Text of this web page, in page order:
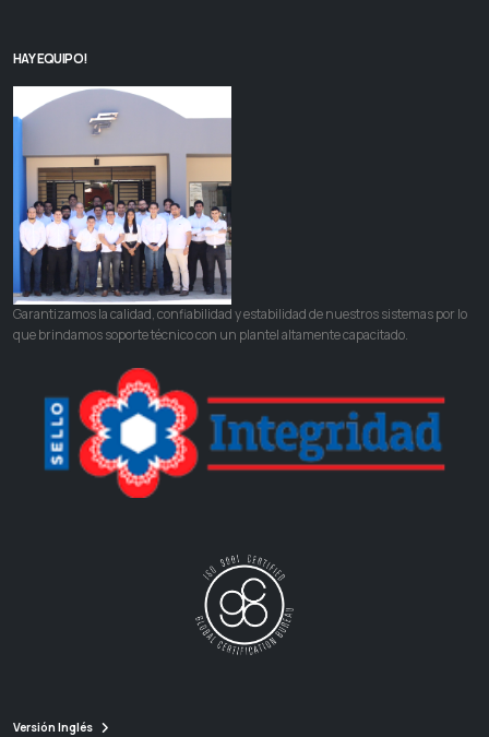
HAY EQUIPO!
Garantizamos la calidad, confiabilidad y estabilidad de nuestros sistemas por lo
que brindamos soporte técnico con un plantel altamente capacitado.
Versión Inglés